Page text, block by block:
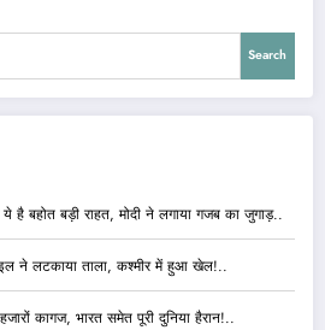
Search
बहोत बड़ी राहत, मोदी ने लगाया गजब का जुगाड़..
ने लटकाया ताला, कश्मीर में हुआ खेल!..
कागज, भारत समेत पूरी दुनिया हैरान!..